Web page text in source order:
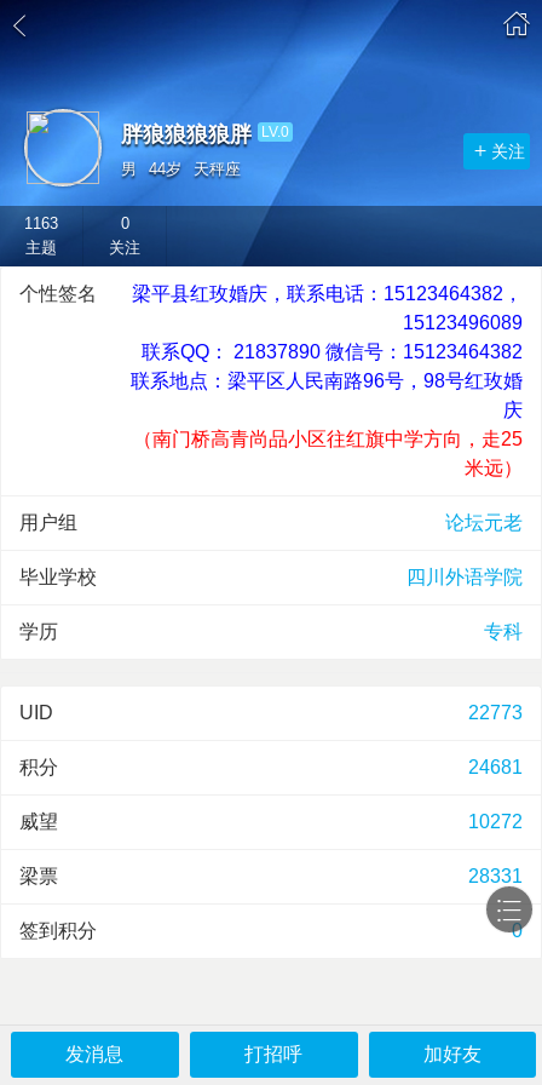
发消息 打招呼 加好友
男 44岁 天秤座
关注
胖狼狼狼狼胖 LV.0
1163
主题
0
关注
个性签名
梁平县红玫婚庆，联系电话：15123464382，
15123496089
联系QQ： 21837890 微信号：15123464382
联系地点：梁平区人民南路96号，98号红玫婚
庆
（南门桥高青尚品小区往红旗中学方向，走25
米远）
用户组 论坛元老
毕业学校 四川外语学院
学历 专科
UID 22773
积分 24681
威望 10272
梁票 28331
签到积分 0
版块